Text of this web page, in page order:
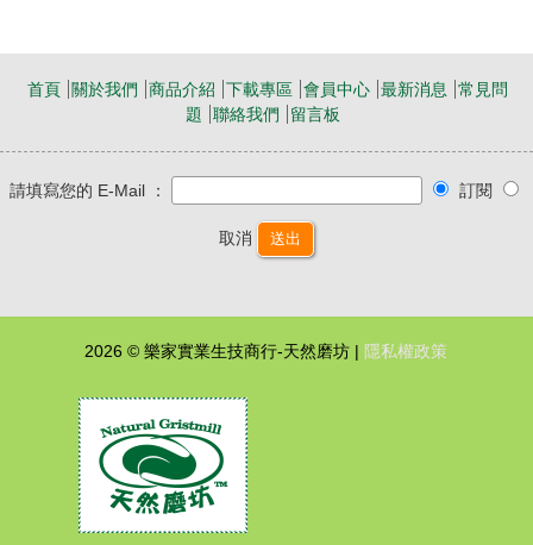
首頁 關於我們 商品介紹 下載專區 會員中心 最新消息
常見問
題
聯絡我們 留言板
請填寫您的 E-Mail ： 訂閱
取消 送出
2026 © 樂家實業生技商行-天然磨坊 | 隱私權政策